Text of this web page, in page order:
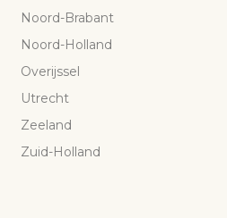
Noord-Brabant
Noord-Holland
Overijssel
Utrecht
Zeeland
Zuid-Holland